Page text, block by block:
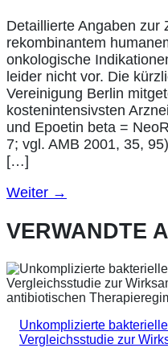
Detaillierte Angaben zur
rekombinantem
onkologische
leider nicht vor. Die
Vereinigung Berlin
kostenintensivsten
und Epoetin beta =
7; vgl. AMB 2001, 35,
[…]
Weiter →
VERWANDTE
Unkomplizierte
Vergleichsstudie zur